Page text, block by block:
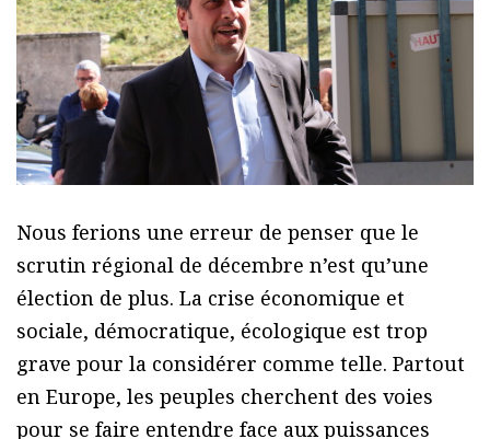
Nous ferions une erreur de penser que le
scrutin régional de décembre n’est qu’une
élection de plus. La crise économique et
sociale, démocratique, écologique est trop
grave pour la considérer comme telle. Partout
en Europe, les peuples cherchent des voies
pour se faire entendre face aux puissances